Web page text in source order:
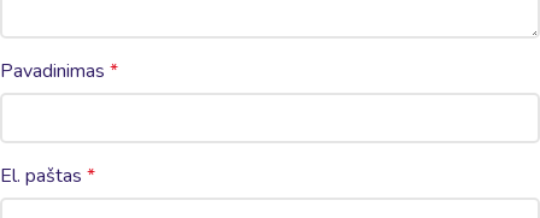
Pavadinimas *
El. paštas *